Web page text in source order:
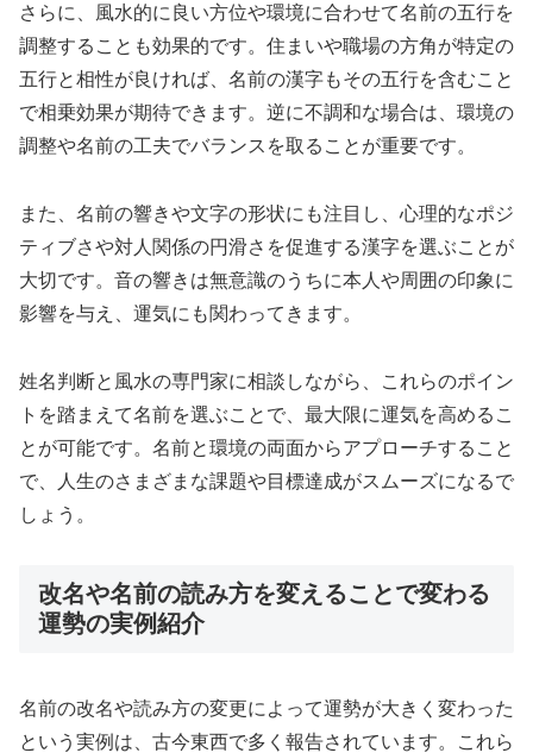
さらに、風水的に良い方位や環境に合わせて名前の五行を
調整することも効果的です。住まいや職場の方角が特定の
五行と相性が良ければ、名前の漢字もその五行を含むこと
で相乗効果が期待できます。逆に不調和な場合は、環境の
調整や名前の工夫でバランスを取ることが重要です。
また、名前の響きや文字の形状にも注目し、心理的なポジ
ティブさや対人関係の円滑さを促進する漢字を選ぶことが
大切です。音の響きは無意識のうちに本人や周囲の印象に
影響を与え、運気にも関わってきます。
姓名判断と風水の専門家に相談しながら、これらのポイン
トを踏まえて名前を選ぶことで、最大限に運気を高めるこ
とが可能です。名前と環境の両面からアプローチすること
で、人生のさまざまな課題や目標達成がスムーズになるで
しょう。
改名や名前の読み方を変えることで変わる
運勢の実例紹介
名前の改名や読み方の変更によって運勢が大きく変わった
という実例は、古今東西で多く報告されています。これら